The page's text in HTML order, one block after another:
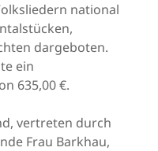
national
dargeboten.
ein
635,00 €.
vertreten durch
Frau Barkhau,